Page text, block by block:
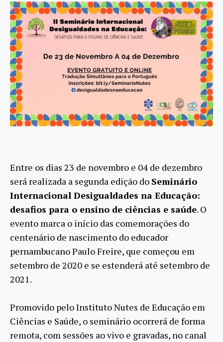
Entre os dias 23 de novembro e 04 de dezembro
será realizada a segunda edição do Seminário
Internacional Desigualdades na Educação:
desafios para o ensino de ciências e saúde. O
evento marca o início das comemorações do
centenário de nascimento do educador
pernambucano Paulo Freire, que começou em
setembro de 2020 e se estenderá até setembro de
2021.
Promovido pelo Instituto Nutes de Educação em
Ciências e Saúde, o seminário ocorrerá de forma
remota, com sessões ao vivo e gravadas, no canal